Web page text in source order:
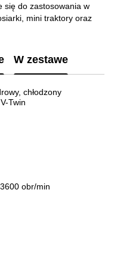
się do zastosowania w
mini traktory oraz
W zestawe
chłodzony
Twin
obr/min